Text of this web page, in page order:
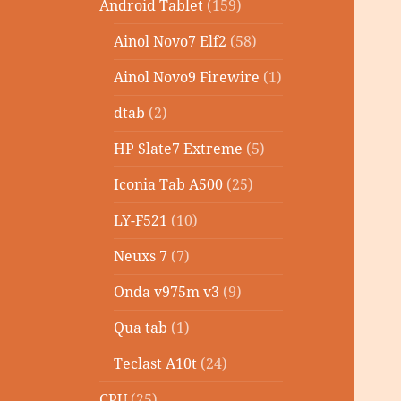
Android Tablet (159)
Ainol Novo7 Elf2 (58)
Ainol Novo9 Firewire (1)
dtab (2)
HP Slate7 Extreme (5)
Iconia Tab A500 (25)
LY-F521 (10)
Neuxs 7 (7)
Onda v975m v3 (9)
Qua tab (1)
Teclast A10t (24)